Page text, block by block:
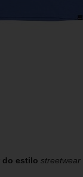
do estilo streetwear